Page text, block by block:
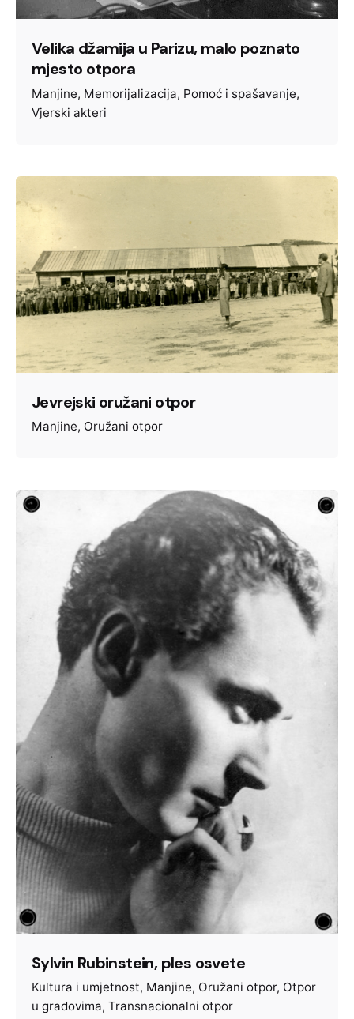
Velika džamija u Parizu, malo poznato
mjesto otpora
Manjine Memorijalizacija Pomoć i spašavanje
Vjerski akteri
Jevrejski oružani otpor
Manjine Oružani otpor
Sylvin Rubinstein, ples osvete
Kultura i umjetnost Manjine Oružani otpor Otpor
u gradovima Transnacionalni otpor